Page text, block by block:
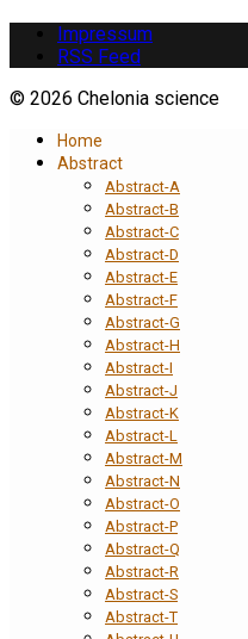
Impressum
RSS Feed
© 2026 Chelonia science
Home
Abstract
Abstract-A
Abstract-B
Abstract-C
Abstract-D
Abstract-E
Abstract-F
Abstract-G
Abstract-H
Abstract-I
Abstract-J
Abstract-K
Abstract-L
Abstract-M
Abstract-N
Abstract-O
Abstract-P
Abstract-Q
Abstract-R
Abstract-S
Abstract-T